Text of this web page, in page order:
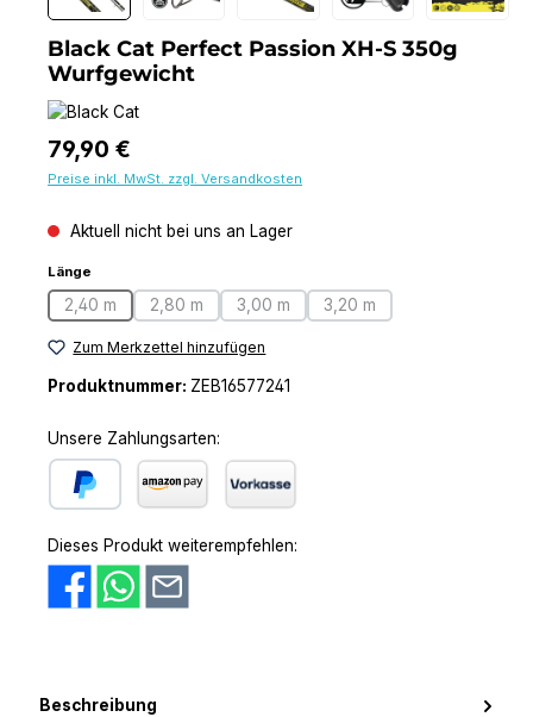
Black Cat Perfect Passion XH-S 350g
Wurfgewicht
Regulärer Preis:
79,90 €
Preise inkl. MwSt. zzgl. Versandkosten
Aktuell nicht bei uns an Lager
Länge
2,40 m(Diese Option ist zurzeit nicht verfügbar.)
2,80 m(Diese Option ist zurzeit nicht verfügbar.)
3,00 m(Diese Option ist zurzeit nicht
3,20 m(Diese Option ist zurzeit
Zum Merkzettel hinzufügen
Produktnummer: ZEB16577241
Unsere Zahlungsarten:
Dieses Produkt weiterempfehlen:
Beschreibung